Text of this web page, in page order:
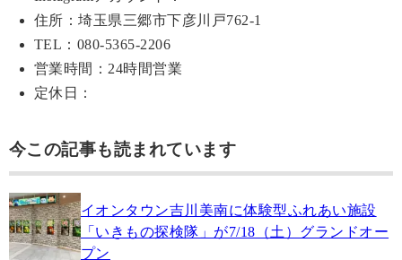
住所：埼玉県三郷市下彦川戸762-1
TEL：080-5365-2206
営業時間：24時間営業
定休日：
今この記事も読まれています
イオンタウン吉川美南に体験型ふれあい施設
「いきもの探検隊」が7/18（土）グランドオー
プン